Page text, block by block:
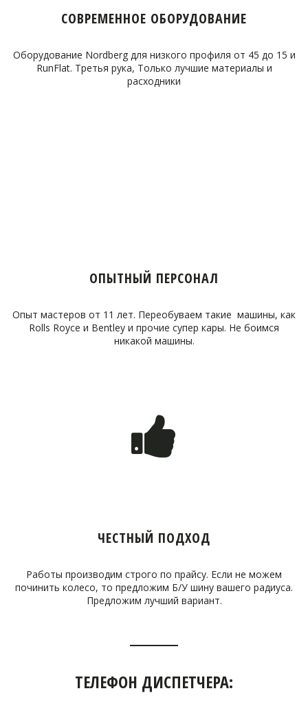
СОВРЕМЕННОЕ ОБОРУДОВАНИЕ
Оборудование Nordberg для низкого профиля от 45 до 15 и
RunFlat. Третья рука, Только лучшие материалы и
расходники
ОПЫТНЫЙ ПЕРСОНАЛ
Опыт мастеров от 11 лет. Переобуваем такие машины, как
Rolls Royce и Bentley и прочие супер кары. Не боимся
никакой машины.
ЧЕСТНЫЙ ПОДХОД
Работы производим строго по прайсу. Если не можем
починить колесо, то предложим Б/У шину вашего радиуса.
Предложим лучший вариант.
ТЕЛЕФОН ДИСПЕТЧЕРА: